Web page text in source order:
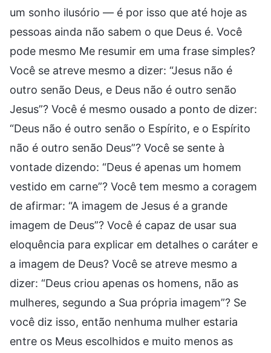
um sonho ilusório — é por isso que até hoje as
pessoas ainda não sabem o que Deus é. Você
pode mesmo Me resumir em uma frase simples?
Você se atreve mesmo a dizer: “Jesus não é
outro senão Deus, e Deus não é outro senão
Jesus”? Você é mesmo ousado a ponto de dizer:
“Deus não é outro senão o Espírito, e o Espírito
não é outro senão Deus”? Você se sente à
vontade dizendo: “Deus é apenas um homem
vestido em carne”? Você tem mesmo a coragem
de afirmar: “A imagem de Jesus é a grande
imagem de Deus”? Você é capaz de usar sua
eloquência para explicar em detalhes o caráter e
a imagem de Deus? Você se atreve mesmo a
dizer: “Deus criou apenas os homens, não as
mulheres, segundo a Sua própria imagem”? Se
você diz isso, então nenhuma mulher estaria
entre os Meus escolhidos e muito menos as